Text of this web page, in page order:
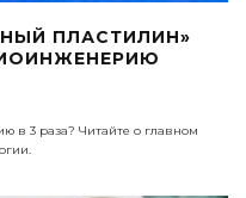
ПЛАСТИЛИН»
в 3 раза? Читайте о главном